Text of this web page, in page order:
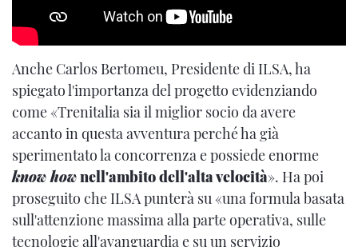
Anche Carlos Bertomeu, Presidente di ILSA, ha
spiegato l'importanza del progetto evidenziando
come «Trenitalia sia il miglior socio da avere
accanto in questa avventura perché ha già
sperimentato la concorrenza e possiede enorme
know hownell'ambito dell'alta velocità». Ha poi
proseguito che ILSA punterà su «una formula basata
sull'attenzione massima alla parte operativa, sulle
tecnologie all'avanguardia e su un servizio